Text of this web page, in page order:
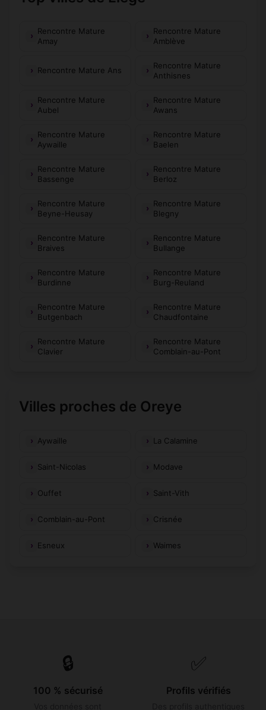
Rencontre Mature
Amay
Rencontre Mature
Amblève
Rencontre Mature Ans
Rencontre Mature
Anthisnes
Rencontre Mature
Aubel
Rencontre Mature
Awans
Rencontre Mature
Aywaille
Rencontre Mature
Baelen
Rencontre Mature
Bassenge
Rencontre Mature
Berloz
Rencontre Mature
Beyne-Heusay
Rencontre Mature
Blegny
Rencontre Mature
Braives
Rencontre Mature
Bullange
Rencontre Mature
Burdinne
Rencontre Mature
Burg-Reuland
Rencontre Mature
Butgenbach
Rencontre Mature
Chaudfontaine
Rencontre Mature
Clavier
Rencontre Mature
Comblain-au-Pont
Villes proches de Oreye
Aywaille La Calamine
Saint-Nicolas Modave
Ouffet Saint-Vith
Comblain-au-Pont Crisnée
Esneux Waimes
🔒
100 % sécurisé
✅
Profils vérifiés